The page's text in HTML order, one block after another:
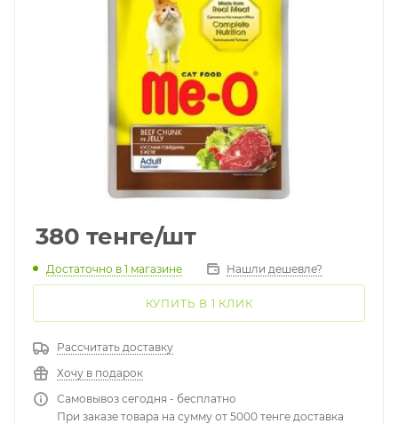
380 тенге/шт
Достаточно в 1 магазине Нашли дешевле?
КУПИТЬ В 1 КЛИК
Рассчитать доставку
Хочу в подарок
Самовывоз сегодня - бесплатно
При заказе товара на сумму от 5000 тенге доставка